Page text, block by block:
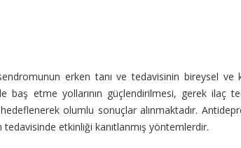
erken tanı ve tedavisinin bireysel ve
baş etme yollarının güçlendirilmesi, gerek ilaç
hedeflenerek olumlu sonuçlar alınmaktadır.
etkinliği kanıtlanmış yöntemlerdir.